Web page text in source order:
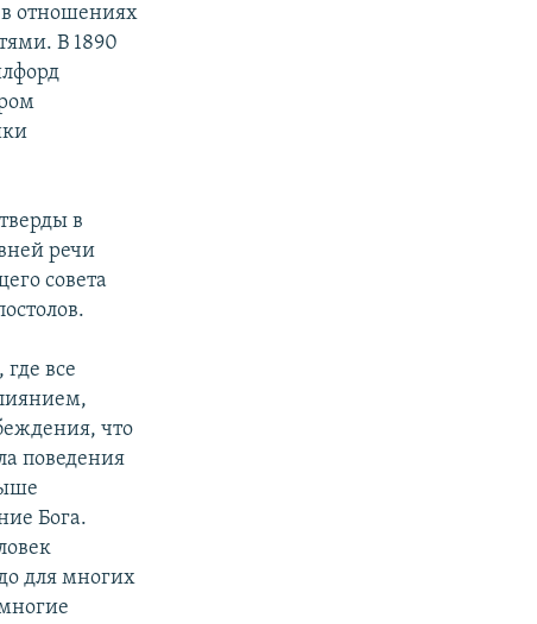
отношениях
В 1890
в
речи
совета
все
что
поведения
Бога.
для многих